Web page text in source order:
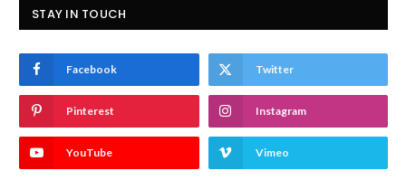
STAY IN TOUCH
Facebook Twitter
Pinterest Instagram
YouTube Vimeo